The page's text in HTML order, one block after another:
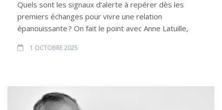
Quels sont les signaux d’alerte à repérer dès les
premiers échanges pour vivre une relation
épanouissante ? On fait le point avec Anne Latuille,
1 OCTOBRE 2025